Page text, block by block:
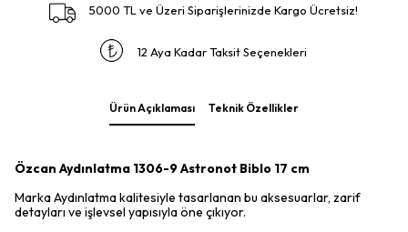
5000 TL ve Üzeri Siparişlerinizde Kargo Ücretsiz!
12 Aya Kadar Taksit Seçenekleri
Ürün Açıklaması Teknik Özellikler
Özcan Aydınlatma 1306-9 Astronot Biblo 17 cm
Marka Aydınlatma kalitesiyle tasarlanan bu aksesuarlar, zarif
detayları ve işlevsel yapısıyla öne çıkıyor.